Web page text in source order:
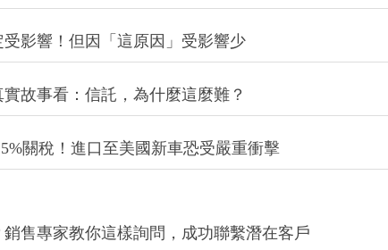
影響！但因「這原因」受影響少
故事看：信託，為什麼這麼難？
關稅！進口至美國新車恐受嚴重衝擊
售專家教你這樣詢問，成功聯繫潛在客戶